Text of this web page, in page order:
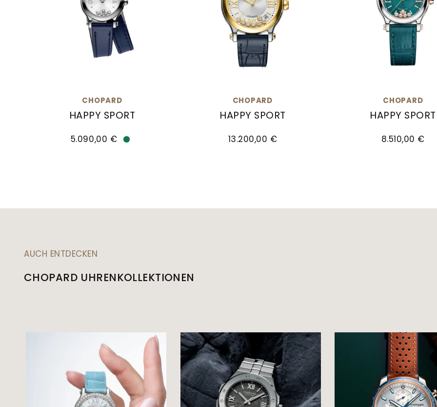
CHOPARD
HAPPY SPORT
5.090,00 €
CHOPARD
HAPPY SPORT
13.200,00 €
CHOPARD
HAPPY SPORT
8.510,00 €
AUCH ENTDECKEN
CHOPARD UHRENKOLLEKTIONEN